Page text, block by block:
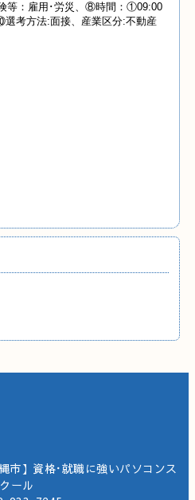
等：雇用･労災、⑧時間：①09:00
考方法:面接、産業区分:不動産
市】資格･就職に強いパソコンス
クール